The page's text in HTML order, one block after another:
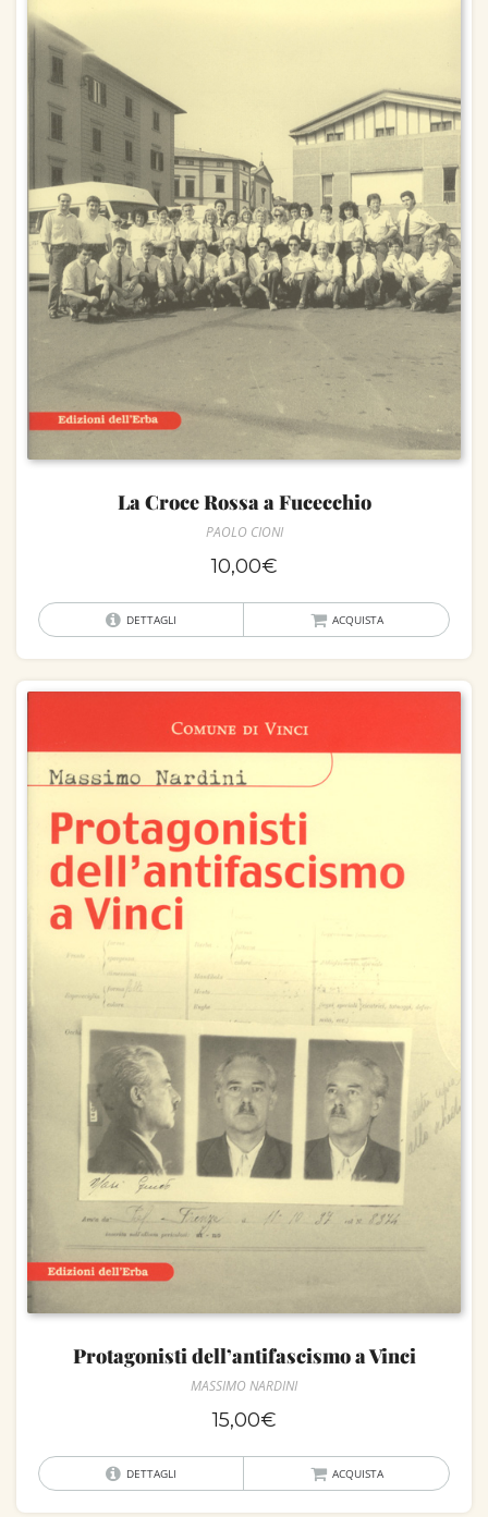
La Croce Rossa a Fucecchio
PAOLO CIONI
10,00€
DETTAGLI ACQUISTA
Protagonisti dell’antifascismo a Vinci
MASSIMO NARDINI
15,00€
DETTAGLI ACQUISTA